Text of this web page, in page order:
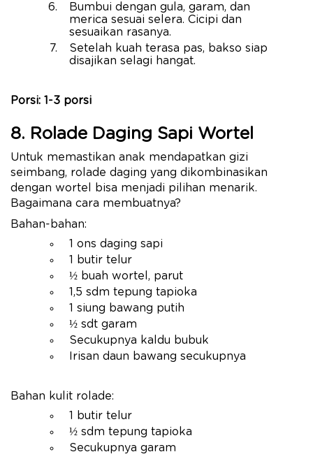
Bumbui dengan gula, garam, dan
merica sesuai selera. Cicipi dan
sesuaikan rasanya.
Setelah kuah terasa pas, bakso siap
disajikan selagi hangat.
Porsi: 1-3 porsi
8. Rolade Daging Sapi Wortel
Untuk memastikan anak mendapatkan gizi
seimbang, rolade daging yang dikombinasikan
dengan wortel bisa menjadi pilihan menarik.
Bagaimana cara membuatnya?
Bahan-bahan:
1 ons daging sapi
1 butir telur
½ buah wortel, parut
1,5 sdm tepung tapioka
1 siung bawang putih
½ sdt garam
Secukupnya kaldu bubuk
Irisan daun bawang secukupnya
Bahan kulit rolade:
1 butir telur
½ sdm tepung tapioka
Secukupnya garam